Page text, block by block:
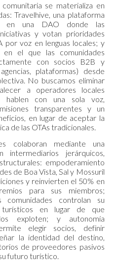
se materializa en
Travelhive, una plataforma
en una DAO donde las
y votan prioridades
voz en lenguas locales; y
en el que las comunidades
con socios B2B y
plataformas) desde
No buscamos eliminar
a operadores locales
hablen con una sola voz,
transparentes y un
en lugar de aceptar la
de las OTAs tradicionales.
colaboran mediante una
intermediarios jerárquicos,
empoderamiento
de Boa Vista, Sal y Mossuril
y reinvierten el 50% en
para sus miembros;
comunidades controlan su
en lugar de que
exploten; y autonomía
elegir socios, definir
la identidad del destino,
de proveedores pasivos
futuro turístico.